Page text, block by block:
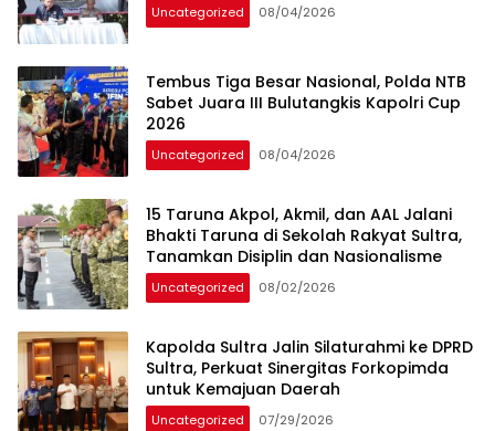
Uncategorized 08/04/2026
Tembus Tiga Besar Nasional, Polda NTB
Sabet Juara III Bulutangkis Kapolri Cup
2026
Uncategorized 08/04/2026
15 Taruna Akpol, Akmil, dan AAL Jalani
Bhakti Taruna di Sekolah Rakyat Sultra,
Tanamkan Disiplin dan Nasionalisme
Uncategorized 08/02/2026
Kapolda Sultra Jalin Silaturahmi ke DPRD
Sultra, Perkuat Sinergitas Forkopimda
untuk Kemajuan Daerah
Uncategorized 07/29/2026